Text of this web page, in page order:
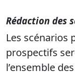
Rédaction des
Les scénarios
prospectifs
l’ensemble